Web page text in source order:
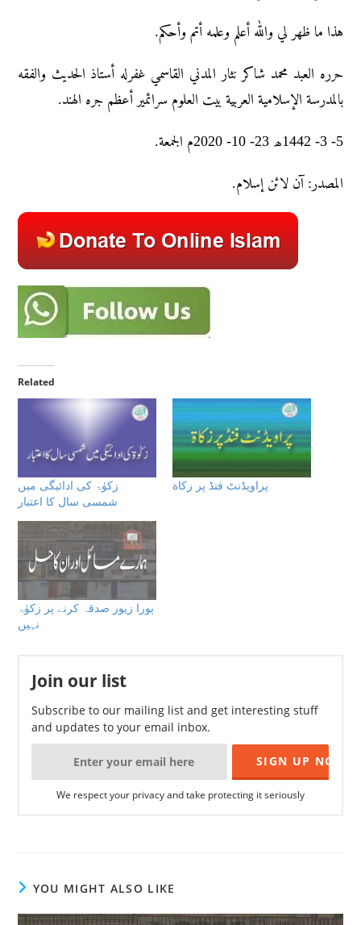
هذا ما ظهر لي والله أعلم وعلمه أتم وأحكم.
حرره العبد محمد شاکر نثار المدني القاسمي غفرله أستاذ الحديث والفقه
بالمدرسة الإسلامية العربية بيت العلوم سرائمير أعظم جره الهند.
5- 3- 1442ھ 23- 10- 2020م الجمعة.
المصدر: آن لائن إسلام.
Related
زکوٰۃ کی ادائیگی میں
شمسی سال کا اعتبار
پراویڈنٹ فنڈ پر زكاة
پورا زیور صدقہ کرنے پر زکوٰۃ
نہیں
Join our list
Subscribe to our mailing list and get interesting stuff
and updates to your email inbox.
We respect your privacy and take protecting it seriously
YOU MIGHT ALSO LIKE